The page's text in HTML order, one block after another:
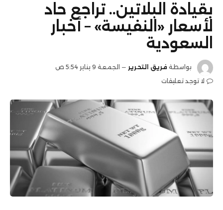
بقيادة البلاتين.. تراجع حاد
لأسعار «النفيسة» – أخبار
السعودية
بواسطة فريق التحرير
الجمعة 9 يناير 5:54 ص
لا توجد تعليقات